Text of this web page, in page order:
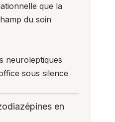
que la
du soin
neuroleptiques
sous silence
en